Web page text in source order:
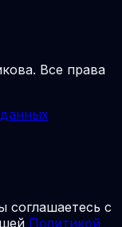
. Все права
соглашаетесь с
Политикой